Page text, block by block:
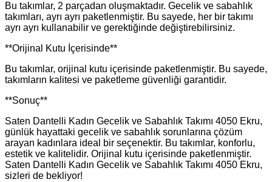
Bu takımlar, 2 parçadan oluşmaktadır. Gecelik ve sabahlık
takımları, ayrı ayrı paketlenmiştir. Bu sayede, her bir takımı
ayrı ayrı kullanabilir ve gerektiğinde değiştirebilirsiniz.
**Orijinal Kutu İçerisinde**
Bu takımlar, orijinal kutu içerisinde paketlenmiştir. Bu sayede,
takımların kalitesi ve paketleme güvenliği garantidir.
**Sonuç**
Saten Dantelli Kadın Gecelik ve Sabahlık Takımı 4050 Ekru,
günlük hayattaki gecelik ve sabahlık sorunlarına çözüm
arayan kadınlara ideal bir seçenektir. Bu takımlar, konforlu,
estetik ve kalitelidir. Orijinal kutu içerisinde paketlenmiştir.
Saten Dantelli Kadın Gecelik ve Sabahlık Takımı 4050 Ekru,
sizleri de bekliyor!